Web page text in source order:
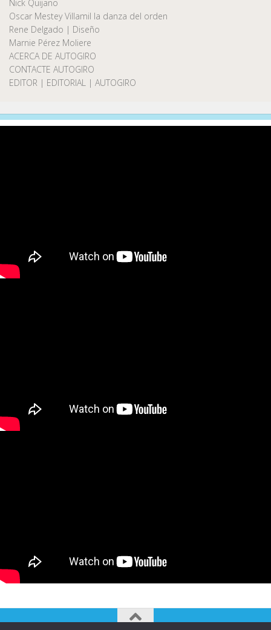
Nick Quijano
Oscar Mestey Villamil la danza del orden
Rene Delgado | Diseño
Marnie Pérez Moliere
ACERCA DE AUTOGIRO
CONTACTE AUTOGIRO
EDITOR | EDITORIAL | AUTOGIRO